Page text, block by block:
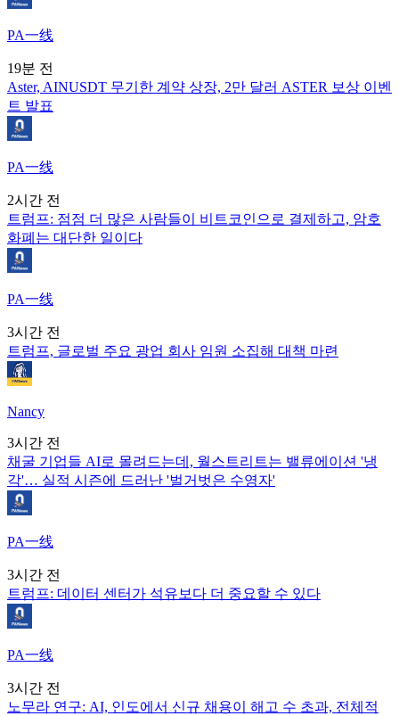
PA一线
19분 전
Aster, AINUSDT 무기한 계약 상장, 2만 달러 ASTER 보상 이벤
트 발표
PA一线
2시간 전
트럼프: 점점 더 많은 사람들이 비트코인으로 결제하고, 암호
화폐는 대단한 일이다
PA一线
3시간 전
트럼프, 글로벌 주요 광업 회사 임원 소집해 대책 마련
Nancy
3시간 전
채굴 기업들 AI로 몰려드는데, 월스트리트는 밸류에이션 '냉
각'… 실적 시즌에 드러난 '벌거벗은 수영자'
PA一线
3시간 전
트럼프: 데이터 센터가 석유보다 더 중요할 수 있다
PA一线
3시간 전
노무라 연구: AI, 인도에서 신규 채용이 해고 수 초과, 전체적